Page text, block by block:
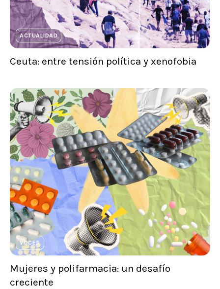
ACTUALIDAD
Ceuta: entre tensión política y xenofobia
VOCES
Mujeres y polifarmacia: un desafío
creciente